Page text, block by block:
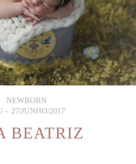
NEWBORN
27/JUNHO/2017
BEATRIZ